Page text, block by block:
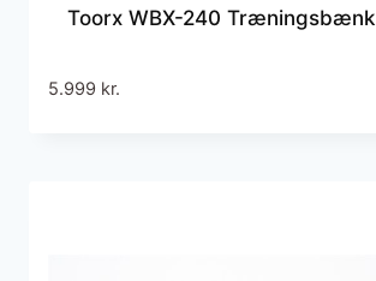
Toorx WBX-240 Træningsbænk
5.999 kr.